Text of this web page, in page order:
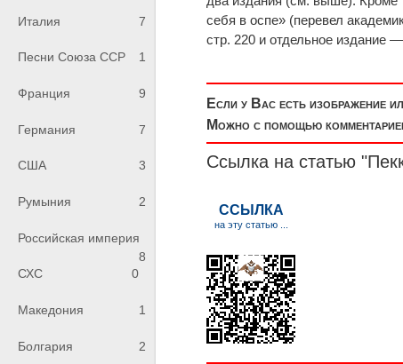
Италия 7
Песни Союза ССР 1
Франция 9
Германия 7
США 3
Румыния 2
Российская империя
8
СХС
0
Македония 1
Болгария 2
себя в оспе» (перевел
стр. 220 и отдельное издание
Если у Вас есть изображение
Можно с помощью
Ссылка на статью